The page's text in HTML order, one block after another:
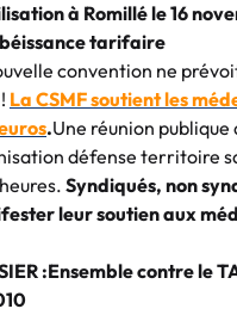
à Romillé le 16
tarifaire
convention ne
! La CSMF soutient les
.Une réunion publique
défense territoire
Syndiqués, non
leur soutien aux
:Ensemble contre le